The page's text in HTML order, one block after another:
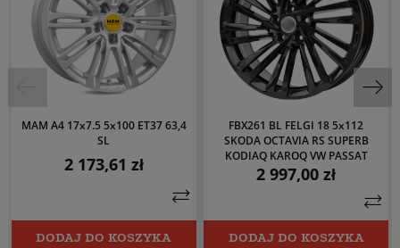
MAM A4 17x7.5 5x100 ET37 63,4
SL
Cena
2 173,61 zł
DODAJ DO KOSZYKA
FBX261 BL FELGI 18 5x112
SKODA OCTAVIA RS SUPERB
KODIAQ KAROQ VW PASSAT
Cena
2 997,00 zł
DODAJ DO KOSZYKA